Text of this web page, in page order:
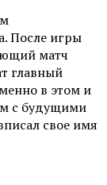
После игры
матч
главный
в этом и
с будущими
свое имя